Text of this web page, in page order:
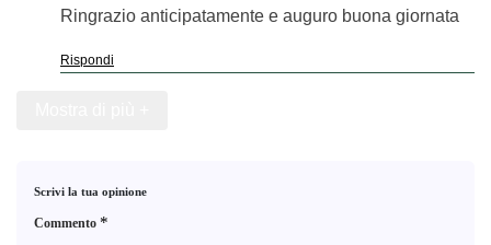
Ringrazio anticipatamente e auguro buona giornata
Rispondi
Scrivi la tua opinione
Commento *